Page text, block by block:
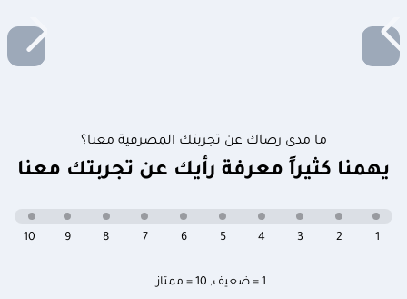
ما مدى رضاك عن تجربتك المصرفية معنا؟
يهمنا كثيراً معرفة رأيك عن تجربتك معنا
1 = ضعيف , 10 = ممتاز
10 9 8 7 6 5 4 3 2 1